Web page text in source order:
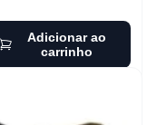
Adicionar ao
carrinho